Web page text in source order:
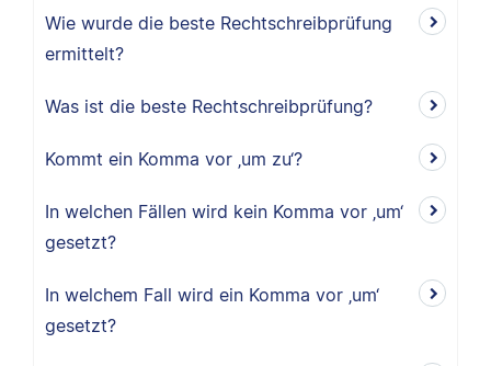
Wie wurde die beste Rechtschreibprüfung
ermittelt?
Was ist die beste Rechtschreibprüfung?
Kommt ein Komma vor ‚um zu‘?
In welchen Fällen wird kein Komma vor ‚um‘
gesetzt?
In welchem Fall wird ein Komma vor ‚um‘
gesetzt?